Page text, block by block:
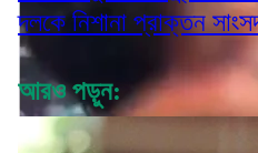
দলকে নিশানা প্রাক্তন
আরও পড়ুন: